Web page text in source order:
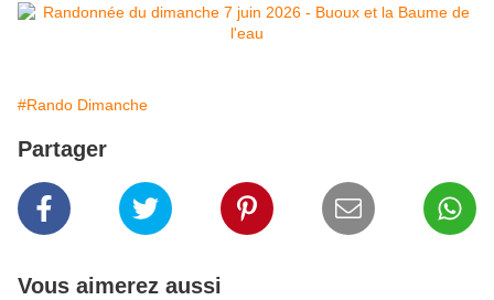
#Rando Dimanche
Partager
Vous aimerez aussi